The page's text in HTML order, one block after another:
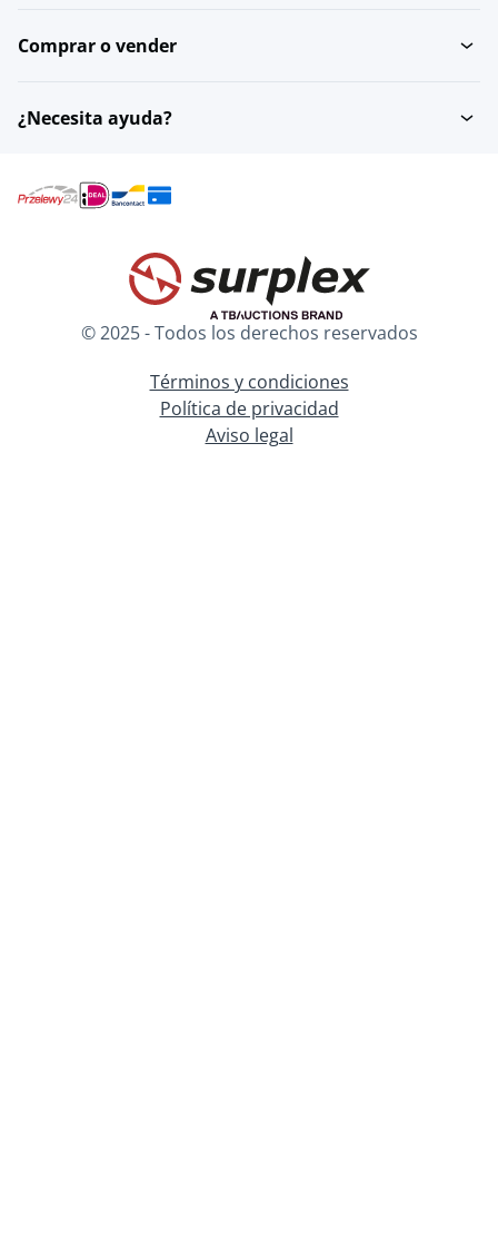
Comprar o vender
¿Necesita ayuda?
© 2025 - Todos los derechos reservados
Términos y condiciones
Política de privacidad
Aviso legal